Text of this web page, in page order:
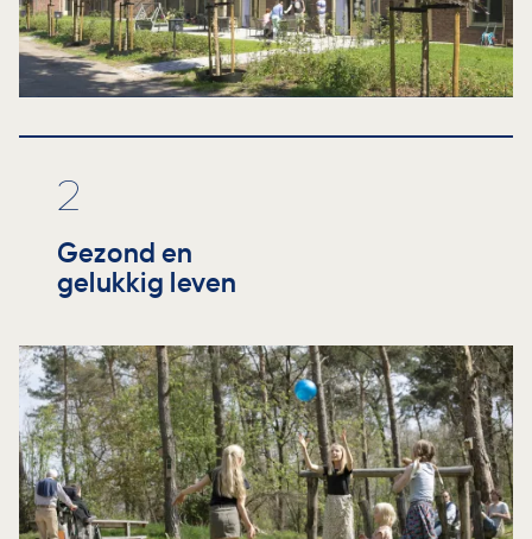
2
Gezond en
gelukkig leven